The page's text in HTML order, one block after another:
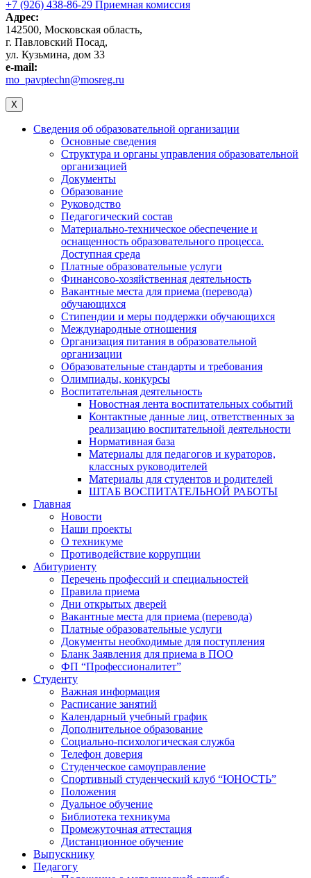
+7 (926) 438-86-29 Приемная комиссия
Адрес:
142500, Московская область,
г. Павловский Посад,
ул. Кузьмина, дом 33
e-mail:
mo_pavptechn@mosreg.ru
X
Сведения об образовательной организации
Основные сведения
Структура и органы управления образовательной
организацией
Документы
Образование
Руководство
Педагогический состав
Материально-техническое обеспечение и
оснащенность образовательного процесса.
Доступная среда
Платные образовательные услуги
Финансово-хозяйственная деятельность
Вакантные места для приема (перевода)
обучающихся
Стипендии и меры поддержки обучающихся
Международные отношения
Организация питания в образовательной
организации
Образовательные стандарты и требования
Олимпиады, конкурсы
Воспитательная деятельность
Новостная лента воспитательных событий
Контактные данные лиц, ответственных за
реализацию воспитательной деятельности
Нормативная база
Материалы для педагогов и кураторов,
классных руководителей
Материалы для студентов и родителей
ШТАБ ВОСПИТАТЕЛЬНОЙ РАБОТЫ
Главная
Новости
Наши проекты
О техникуме
Противодействие коррупции
Абитуриенту
Перечень профессий и специальностей
Правила приема
Дни открытых дверей
Вакантные места для приема (перевода)
Платные образовательные услуги
Документы необходимые для поступления
Бланк Заявления для приема в ПОО
ФП “Профессионалитет”
Студенту
Важная информация
Расписание занятий
Календарный учебный график
Дополнительное образование
Социально-психологическая служба
Телефон доверия
Студенческое самоуправление
Спортивный студенческий клуб “ЮНОСТЬ”
Положения
Дуальное обучение
Библиотека техникума
Промежуточная аттестация
Дистанционное обучение
Выпускнику
Педагогу